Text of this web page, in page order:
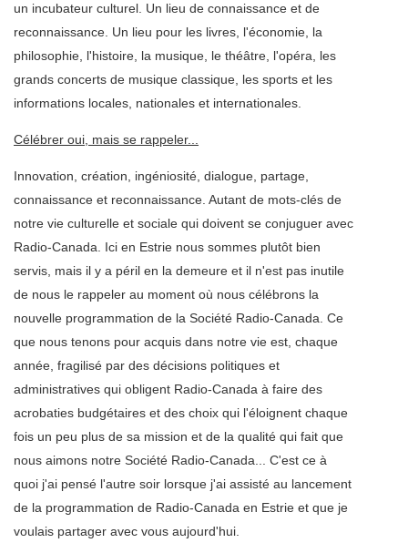
un incubateur culturel. Un lieu de connaissance et de
reconnaissance. Un lieu pour les livres, l'économie, la
philosophie, l'histoire, la musique, le théâtre, l'opéra, les
grands concerts de musique classique, les sports et les
informations locales, nationales et internationales.
Célébrer oui, mais se rappeler...
Innovation, création, ingéniosité, dialogue, partage,
connaissance et reconnaissance. Autant de mots-clés de
notre vie culturelle et sociale qui doivent se conjuguer avec
Radio-Canada. Ici en Estrie nous sommes plutôt bien
servis, mais il y a péril en la demeure et il n'est pas inutile
de nous le rappeler au moment où nous célébrons la
nouvelle programmation de la Société Radio-Canada. Ce
que nous tenons pour acquis dans notre vie est, chaque
année, fragilisé par des décisions politiques et
administratives qui obligent Radio-Canada à faire des
acrobaties budgétaires et des choix qui l'éloignent chaque
fois un peu plus de sa mission et de la qualité qui fait que
nous aimons notre Société Radio-Canada... C'est ce à
quoi j'ai pensé l'autre soir lorsque j'ai assisté au lancement
de la programmation de Radio-Canada en Estrie et que je
voulais partager avec vous aujourd'hui.